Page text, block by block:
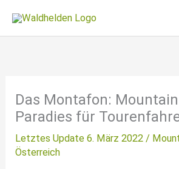
Inhalt
springen
Das Montafon:
Paradies für
Letztes Update 6. März 2022 /
Österreich